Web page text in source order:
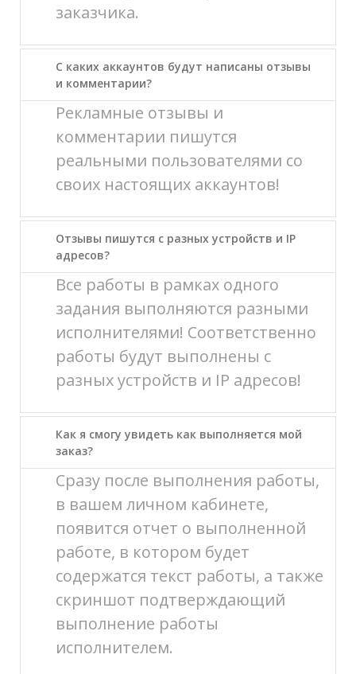
заказчика.
С каких аккаунтов будут написаны отзывы
и комментарии?
Рекламные отзывы и
комментарии пишутся
реальными пользователями со
своих настоящих аккаунтов!
Отзывы пишутся с разных устройств и IP
адресов?
Все работы в рамках одного
задания выполняются разными
исполнителями! Соответственно
работы будут выполнены с
разных устройств и IP адресов!
Как я смогу увидеть как выполняется мой
заказ?
Сразу после выполнения работы,
в вашем личном кабинете,
появится отчет о выполненной
работе, в котором будет
содержатся текст работы, а также
скриншот подтверждающий
выполнение работы
исполнителем.